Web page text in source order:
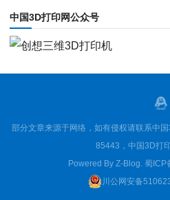
中国3D打印网公众号
部分文章来源于网络，如有侵权请联系中
85443，中国3D打
Powered By Z-Blog. 蜀ICP
川公网安备